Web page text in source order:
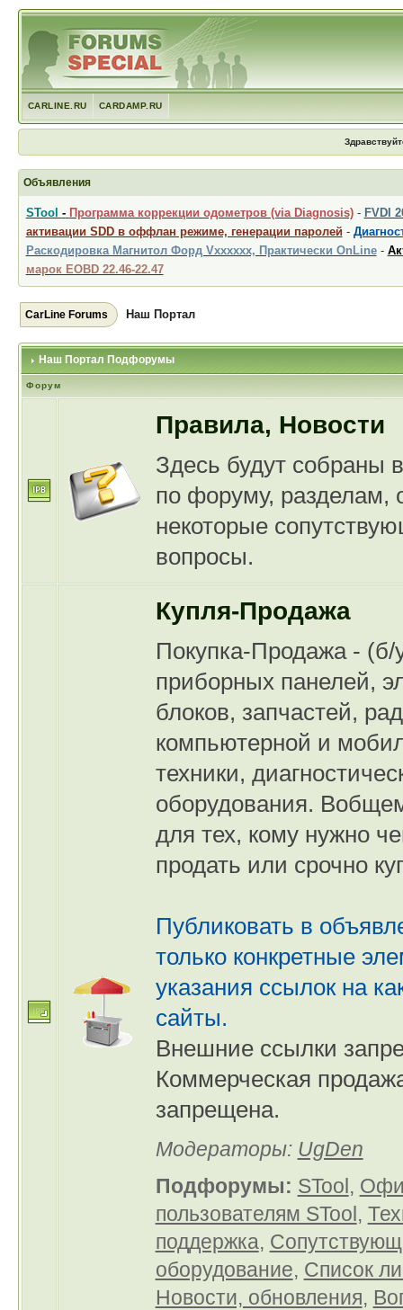
CARLINE.RU CARDAMP.RU
Объявления
STool - Программа коррекции одометров (via Diagnosis)- FVDI
активации SDD в оффлан режиме, генерации паролей -
Раскодировка Магнитол Форд Vxxxxxx, Практически OnLine-
марок EOBD 22.46-22.47
CarLine Forums Наш Портал
Наш Портал Подфорумы
Форум
Правила, Новости
Здесь будут собраны
по форуму, разделам,
некоторые
вопросы.
Купля-Продажа
Покупка-Продажа - (б/
приборных панелей,
блоков, запчастей,
компьютерной и
техники,
оборудования.
для тех, кому нужно
продать или срочно
Публиковать в
только конкретные
указания ссылок на
сайты.
Внешние ссылки
Коммерческая
запрещена.
Модераторы: UgDen
Подфорумы: STool,
пользователям STool,
поддержка,
оборудование, Список
Новости, обновления,